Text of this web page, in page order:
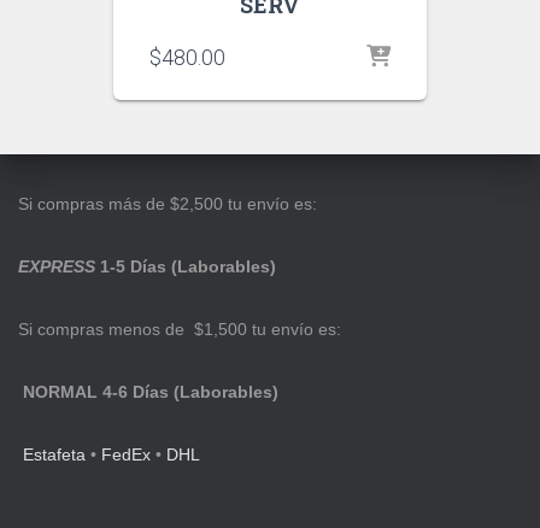
$480.00
Si compras más de $2,500 tu envío es:
EXPRESS 1-5 Días (Laborables)
Si compras menos de $1,500 tu envío es:
NORMAL 4-6 Días (Laborables)
Estafeta • FedEx • DHL